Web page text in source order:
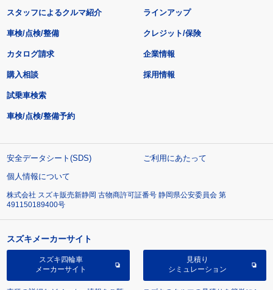
スタッフによるクルマ紹介 ラインアップ
車検/点検/整備 クレジット/保険
カタログ請求
購入相談
試乗車検索
車検/点検/整備予約
企業情報
採用情報
安全データシート(SDS)
ご利用にあたって
個人情報について
株式会社 スズキ販売新静岡 古物商許可証番号 静岡県公安委員会 第
491150189400号
スズキメーカーサイト
スズキ四輪車
メーカーサイト
見積り
シミュレーション